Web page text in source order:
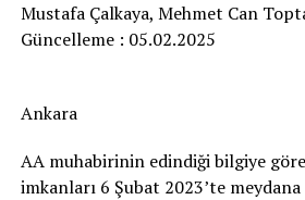
Mustafa Çalkaya, Mehmet Can
Güncelleme : 05.02.2025
Ankara
AA muhabirinin edindiği bilgiye
imkanları 6 Şubat 2023’te